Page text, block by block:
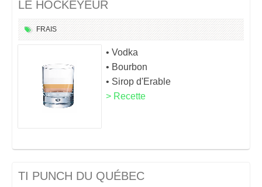
LE HOCKEYEUR
FRAIS
• Vodka
• Bourbon
• Sirop d'Erable
> Recette
TI PUNCH DU QUÉBEC